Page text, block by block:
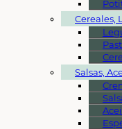
Cereales,
Salsas,